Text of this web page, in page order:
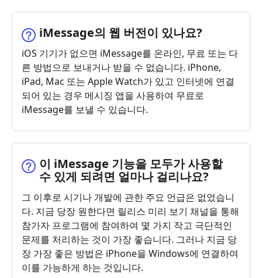
iMessage의 웹 버전이 있나요?
iOS 기기가 없으면 iMessage를 온라인, 무료 또는 다
른 방법으로 보내거나 받을 수 없습니다. iPhone,
iPad, Mac 또는 Apple Watch가 있고 인터넷에 연결
되어 있는 경우 메시징 앱을 사용하여 무료로
iMessage를 보낼 수 있습니다.
이 iMessage 기능을 모두가 사용할
수 있게 되려면 얼마나 걸리나요?
그 이후로 시기나 개발에 관한 주요 언급은 없었습니
다. 지금 당장 원한다면 릴리스 미리 보기 채널을 통해
참가자 프로그램에 참여하여 몇 가지 작고 극단적인
문제를 처리하는 것이 가장 좋습니다. 그러나 지금 당
장 가장 좋은 방법은 iPhone을 Windows에 연결하여
이를 가능하게 하는 것입니다.